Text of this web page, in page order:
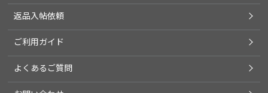
返品入帖依頼
ご利用ガイド
よくあるご質問